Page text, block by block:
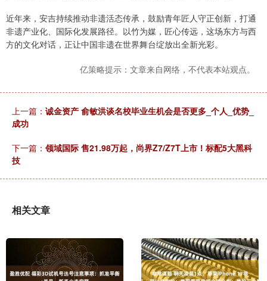
近年来，安吉持续推动非遗活态传承，鼓励青年匠人守正创新，打通
非遗产业化、国际化发展路径。以竹为媒，匠心传远，这场东方与西
方的文化对话，正让中国非遗在世界舞台绽放出全新光彩。
亿策略提示：文章来自网络，不代表本站观点。
上一篇： 诚金资产 俞敏洪谈名校毕业生机会是否更多_个人_优势_
成功
下一篇： 领域国际 售21.98万起，尚界Z7/Z7T上市！标配5大黑科
技
相关文章